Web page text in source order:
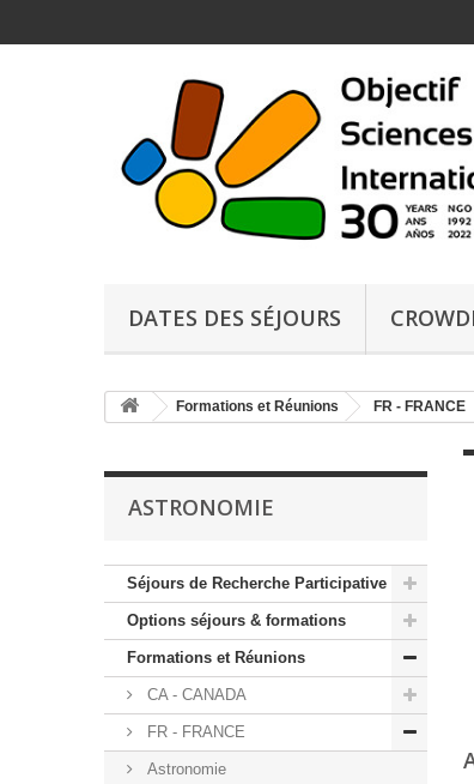
DATES DES SÉJOURS
Formations et Réunions FR - FRANCE
ASTRONOMIE
Séjours de Recherche Participative
Options séjours & formations
Formations et Réunions
CA - CANADA
FR - FRANCE
Astronomie